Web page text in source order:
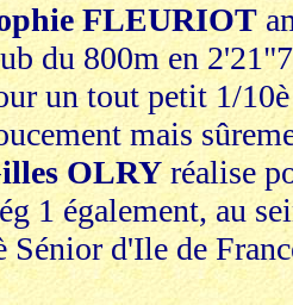
FLEURIOT
du 800m en
un tout petit 1/
mais
OLRYréalise
1 également, au
Sénior d'Ile de